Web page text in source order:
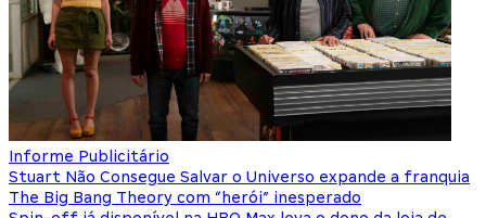
Informe Publicitário
Stuart Não Consegue Salvar o Universo expande a franquia
The Big Bang Theory com “herói” inesperado